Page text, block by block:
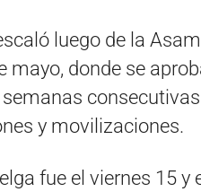
luego de la
mayo, donde se
y movilizaciones.
fue el viernes 15 y